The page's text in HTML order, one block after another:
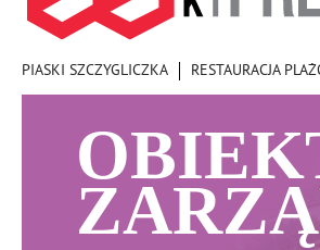
PIASKI SZCZYGLICZKA RESTAURACJA